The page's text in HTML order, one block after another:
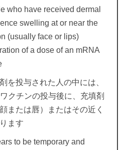
who have received dermal
swelling at or near the
(usually face or lips)
of a dose of an mRNA
を投与された人の中には、
クチンの投与後に、充填剤
または唇）またはその近く
ます
to be temporary and